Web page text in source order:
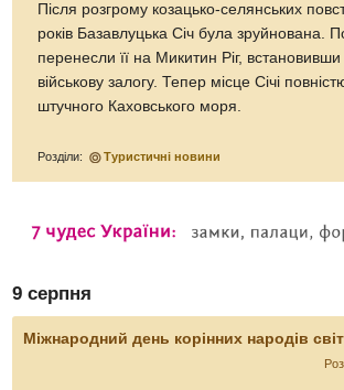
Після розгрому козацько-селянських
років Базавлуцька Січ була зруйнована.
перенесли її на Микитин Ріг,
військову залогу. Тепер місце Січі
штучного Каховського моря.
Розділи: Туристичні новини
9 серпня
Міжнародний день корінних народів